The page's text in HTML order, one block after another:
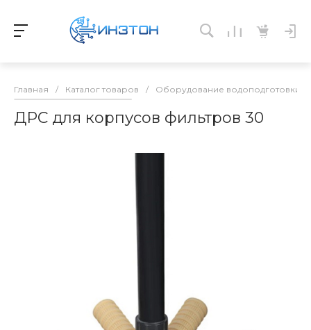
Главная / Каталог товаров / Оборудование водоподготовки и
ДРС для корпусов фильтров 30